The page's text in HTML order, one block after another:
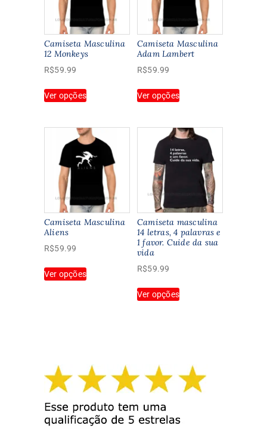
Camiseta Masculina
12 Monkeys
R$59.99
Ver opçõesproduto
várias
variantes.
As
opções
podem
escolhidas
na
Camiseta Masculina
Adam Lambert
R$59.99
Ver opçõesproduto
várias
variantes.
As
opções
podem
escolhidas
página
do
Camiseta Masculina
Aliens
R$59.99
Ver opçõesproduto
ser
escolhidas
página
do
Camiseta masculina
14 letras, 4 palavras e
1 favor. Cuide da sua
vida
R$59.99
Ver opçõesproduto
opções
podem
ser
na